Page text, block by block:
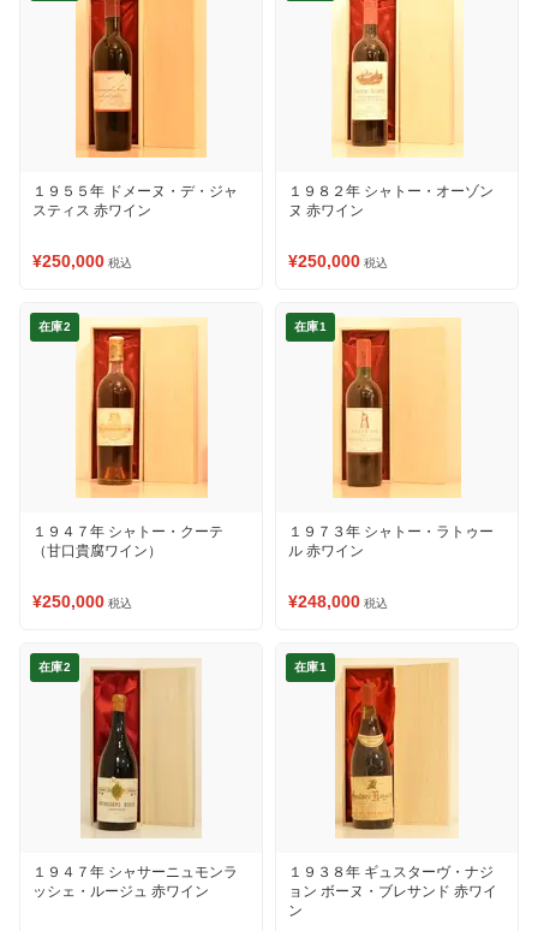
１９５５年 ドメーヌ・デ・ジャ
スティス 赤ワイン
¥250,000 税込
１９８２年 シャトー・オーゾン
ヌ 赤ワイン
¥250,000 税込
在庫2
１９４７年 シャトー・クーテ
（甘口貴腐ワイン）
¥250,000 税込
在庫1
１９７３年 シャトー・ラトゥー
ル 赤ワイン
¥248,000 税込
在庫2
１９４７年 シャサーニュモンラ
ッシェ・ルージュ 赤ワイン
在庫1
１９３８年 ギュスターヴ・ナジ
ョン ボーヌ・ブレサンド 赤ワイ
ン